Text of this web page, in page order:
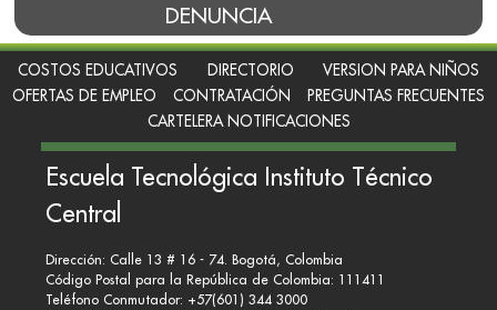
DENUNCIA
COSTOS EDUCATIVOS DIRECTORIO
VERSION PARA NIÑOS
OFERTAS DE EMPLEO
CONTRATACIÓN
PREGUNTAS FRECUENTES
CARTELERA NOTIFICACIONES
Escuela Tecnológica Instituto Técnico
Central
Dirección: Calle 13 # 16 - 74. Bogotá, Colombia
Código Postal para la República de Colombia: 111411
Teléfono Conmutador: +57(601) 344 3000